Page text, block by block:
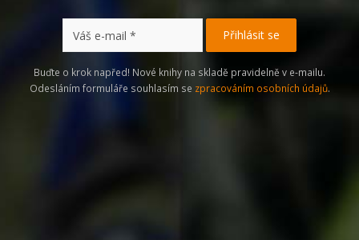
Buďte o krok napřed! Nové knihy na skladě pravidelně v e-mailu.
Odesláním formuláře souhlasím se zpracováním osobních údajů.